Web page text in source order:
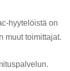
hyytelöistä on
muut toimittajat.